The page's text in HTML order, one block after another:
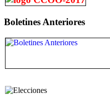
Boletines Anteriores